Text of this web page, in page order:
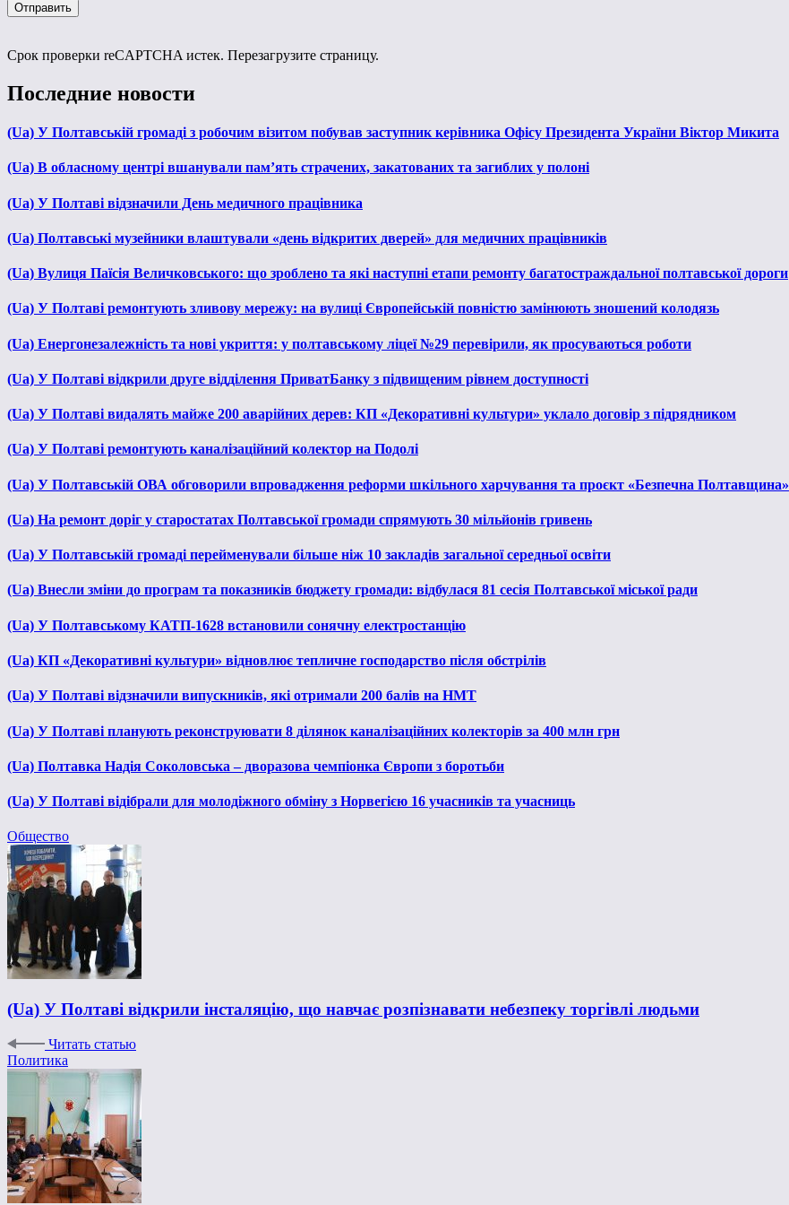
Срок проверки reCAPTCHA истек. Перезагрузите страницу.
Последние новости
(Ua) У Полтавській громаді з робочим візитом побував заступник керівника Офісу Президента України Віктор Микита
(Ua) В обласному центрі вшанували пам’ять страчених, закатованих та загиблих у полоні
(Ua) У Полтаві відзначили День медичного працівника
(Ua) Полтавські музейники влаштували «день відкритих дверей» для медичних працівників
(Ua) Вулиця Паїсія Величковського: що зроблено та які наступні етапи ремонту багатостраждальної полтавської дороги
(Ua) У Полтаві ремонтують зливову мережу: на вулиці Європейській повністю замінюють зношений колодязь
(Ua) Енергонезалежність та нові укриття: у полтавському ліцеї №29 перевірили, як просуваються роботи
(Ua) У Полтаві відкрили друге відділення ПриватБанку з підвищеним рівнем доступності
(Ua) У Полтаві видалять майже 200 аварійних дерев: КП «Декоративні культури» уклало договір з підрядником
(Ua) У Полтаві ремонтують каналізаційний колектор на Подолі
(Ua) У Полтавській ОВА обговорили впровадження реформи шкільного харчування та проєкт «Безпечна Полтавщина»
(Ua) На ремонт доріг у старостатах Полтавської громади спрямують 30 мільйонів гривень
(Ua) У Полтавській громаді перейменували більше ніж 10 закладів загальної середньої освіти
(Ua) Внесли зміни до програм та показників бюджету громади: відбулася 81 сесія Полтавської міської ради
(Ua) У Полтавському КАТП-1628 встановили сонячну електростанцію
(Ua) КП «Декоративні культури» відновлює тепличне господарство після обстрілів
(Ua) У Полтаві відзначили випускників, які отримали 200 балів на НМТ
(Ua) У Полтаві планують реконструювати 8 ділянок каналізаційних колекторів за 400 млн грн
(Ua) Полтавка Надія Соколовська – дворазова чемпіонка Європи з боротьби
(Ua) У Полтаві відібрали для молодіжного обміну з Норвегією 16 учасників та учасниць
Общество
(Ua) У Полтаві відкрили інсталяцію, що навчає розпізнавати небезпеку торгівлі людьми
Читать статью
Политика